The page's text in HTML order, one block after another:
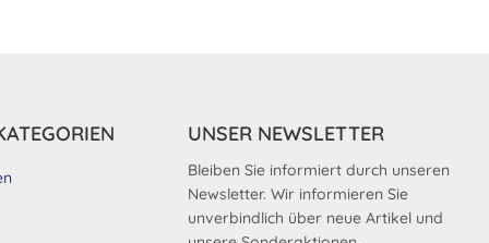
UNSER NEWSLETTER
Bleiben Sie informiert durch unseren
Newsletter. Wir informieren Sie
unverbindlich über neue Artikel und